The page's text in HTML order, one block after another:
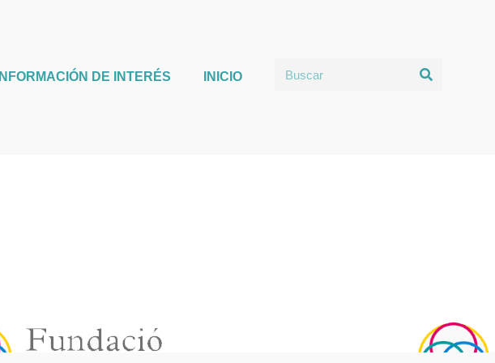
INFORMACIÓN DE INTERÉS INICIO